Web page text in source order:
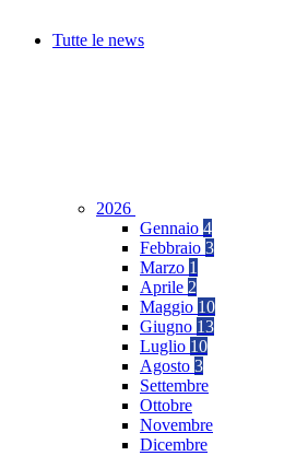
Tutte le news
2026
Gennaio 4
Febbraio 3
Marzo 1
Aprile 2
Maggio 10
Giugno 13
Luglio 10
Agosto 3
Settembre
Ottobre
Novembre
Dicembre